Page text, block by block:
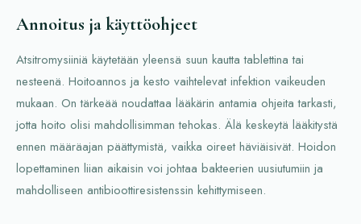
Annoitus ja käyttöohjeet
Atsitromysiiniä käytetään yleensä suun kautta tablettina tai
nesteenä. Hoitoannos ja kesto vaihtelevat infektion vaikeuden
mukaan. On tärkeää noudattaa lääkärin antamia ohjeita tarkasti,
jotta hoito olisi mahdollisimman tehokas. Älä keskeytä lääkitystä
ennen määräajan päättymistä, vaikka oireet häviäisivät. Hoidon
lopettaminen liian aikaisin voi johtaa bakteerien uusiutumiin ja
mahdolliseen antibioottiresistenssin kehittymiseen.